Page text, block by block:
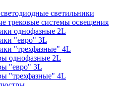
светильники
трековые системы освещения
однофазные 2L
"евро" 3L
"трехфазные" 4L
однофазные 2L
"евро" 3L
"трехфазные" 4L